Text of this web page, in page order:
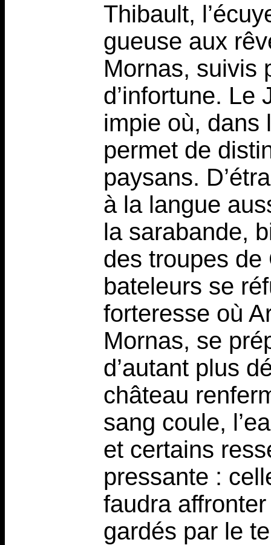
Thibault,
gueuse aux
Mornas, suivis
d’infortune. Le
impie où, dans
permet de
paysans.
à la langue
la sarabande,
des troupes
bateleurs se
forteresse où
Mornas, se
d’autant plus
château
sang coule,
et certains
pressante :
faudra
gardés par le